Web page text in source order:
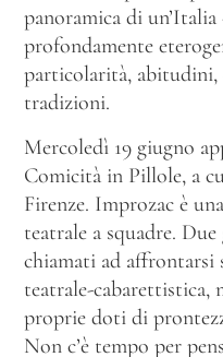
panoramica di
profondamente
particolarità,
tradizioni.
Mercoledì 19 giugno
Comicità in Pillole, a
Firenze. Improzac è
teatrale a squadre.
chiamati ad affrontarsi
teatrale-cabarettistica,
proprie doti di
Non c’è tempo per